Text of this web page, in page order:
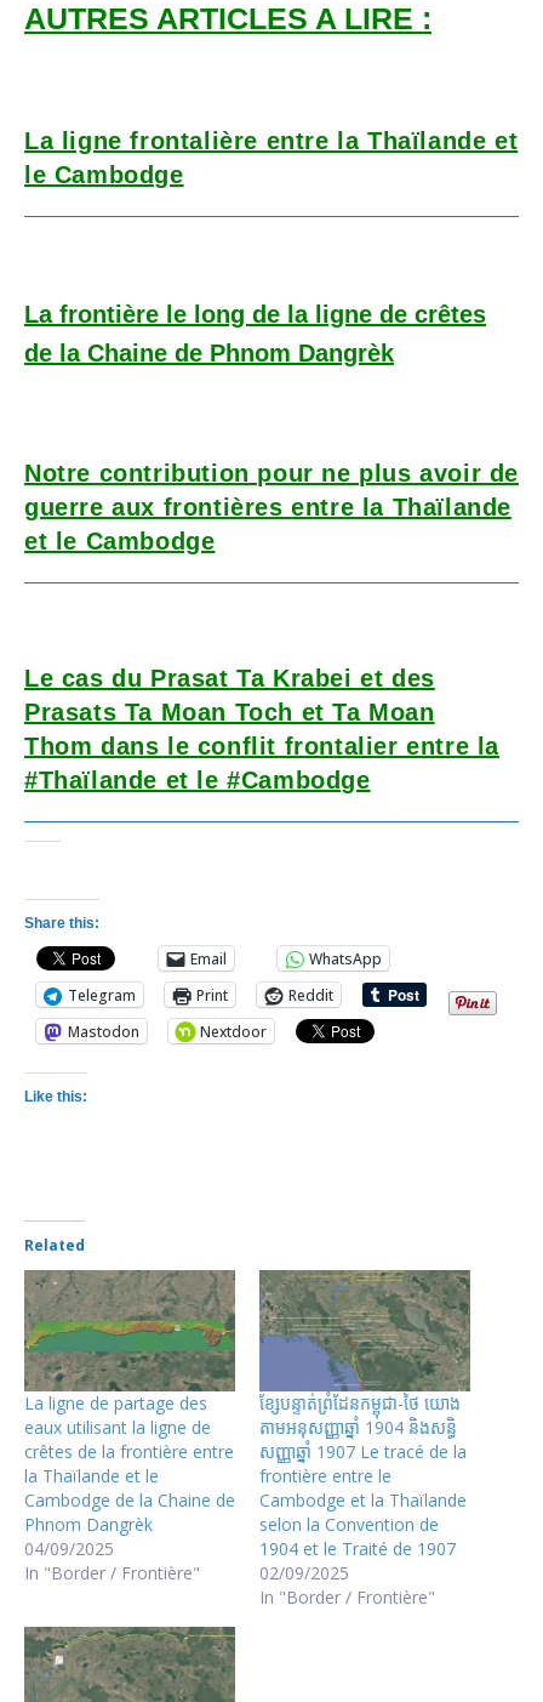
AUTRES ARTICLES A LIRE :
La ligne frontalière entre la Thaïlande et
le Cambodge
La frontière le long de la ligne de crêtes
de la Chaine de Phnom Dangrèk
Notre contribution pour ne plus avoir de
guerre aux frontièresentre la Thaïlande
et le Cambodge
Le cas du Prasat Ta Krabei et des
Prasats Ta Moan Toch et Ta Moan
Thom dans le conflit frontalier entre la
#Thaïlande et le #Cambodge
Share this:
Email
WhatsApp
Telegram
Print
Reddit
Mastodon
Nextdoor
Like this:
Related
La ligne de partage des
eaux utilisant la ligne de
crêtes de la frontière entre
la Thaïlande et le
Cambodge de la Chaine de
Phnom Dangrèk
04/09/2025
In "Border / Frontière"
ខ្សែបន្ទាត់ព្រំដែនកម្ពុជា-ថៃ យោង
តាមអនុសញ្ញាឆ្នាំ 1904 និងសន្ធិ
សញ្ញាឆ្នាំ 1907 Le tracé de la
frontière entre le
Cambodge et la Thaïlande
selon la Convention de
1904 et le Traité de 1907
02/09/2025
In "Border / Frontière"